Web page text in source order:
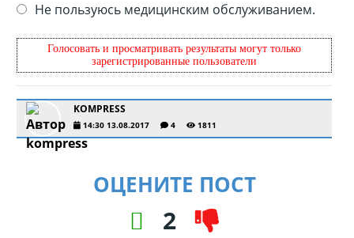
Не пользуюсь медицинским обслуживанием.
Голосовать и просматривать результаты могут только
зарегистрированные пользователи
KOMPRESS
14:30 13.08.2017 4 1811
ОЦЕНИТЕ ПОСТ
2